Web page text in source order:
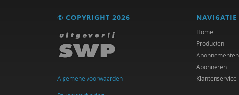
Mariëlle Cuijpers
Michiel de Ronde
© COPYRIGHT 2026
Algemene voorwaarden
NAVIGATIE
Home
Producten
Abonnementen
Abonneren
Klantenservice